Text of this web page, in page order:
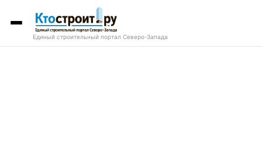
Единый строительный портал Северо-Запада